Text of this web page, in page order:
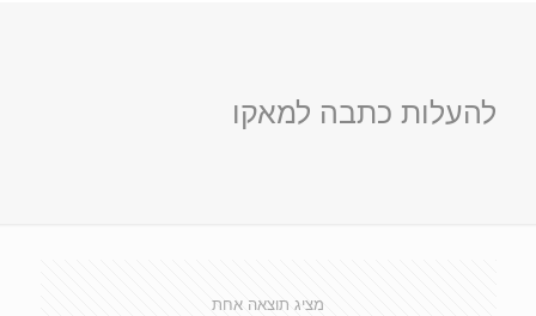
להעלות כתבה למאקו
מציג תוצאה אחת